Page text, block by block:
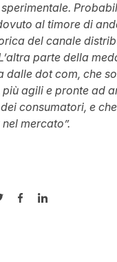
al timore di
del canale
parte della
dalle dot com, che
agili e pronte ad
consumatori, e
mercato”.
su Twitter
Condividi su
Condividi su